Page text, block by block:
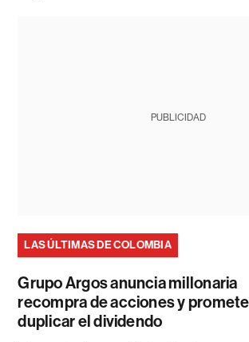
PUBLICIDAD
LAS ÚLTIMAS DE COLOMBIA
Grupo Argos anuncia millonaria
recompra de acciones y promete
duplicar el dividendo